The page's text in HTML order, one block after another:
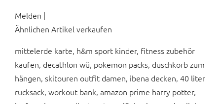
Melden |
Ähnlichen Artikel verkaufen
mittelerde karte, h&m sport kinder, fitness zubehör
kaufen, decathlon wü, pokemon packs, duschkorb zum
hängen, skitouren outfit damen, ibena decken, 40 liter
rucksack, workout bank, amazon prime harry potter,